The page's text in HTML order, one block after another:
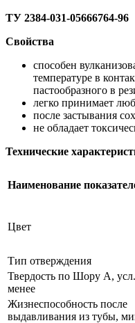
ТУ 2384-031-05666764-96
Свойства
способен
температуре в
пастообразного в
легко принимает
после застывания
не обладает
Технические
Наименование
Цвет
Тип отверждения
Твердость по Шору А,
менее
Жизнеспособность после
выдавливания из тубы,